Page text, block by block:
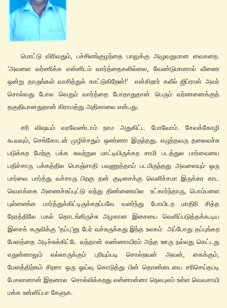
மொட்டு விரிவதும், பச்சிளங்குழந்தை பாலுக்கு அழுவதுமான வைகறை.
'அவளை வர்ணிக்க என்னிடம் வார்த்தைகளில்லை, வேண்டுமானால் வீணை
ஒன்று தாருங்கள் வாசித்துக் காட்டுகிறேன்!' என்கிறார் கலீல் ஜிப்ரான் அவர்
சொல்வது போல வெறும் வார்த்தை போதாதுதான் பெரும் வர்ணனைக்குத்
தகுதியானதுதான் கிராமத்து அதிகாலை என்பது.
சரி விஷயம் வரவேண்டாம் நாம அதுகிட்ட போவோம். சேவக்கோழி
கூவவும், செங்கோடன் முழிச்சதும் ஒண்ணா இருந்தது. எழுந்தவரு தலைவச்சு
படுக்கற மேற்கு பக்க சுவற்றுல மாட்டியிருக்கற சாமி படத்துல பார்வையை
பதிச்சாரு பக்கத்தில பொஞ்சாதி பவுணுத்தாய் படமிருந்தது அவளையும் ஒரு
பார்வை பார்த்து வச்சாரு பிறகு தன் குடிசைக்கு வெளிச்சமா இருக்கர காட
வௌக்கை அணைச்சுப்புட்டு வந்து திண்ணையில உட்கார்ந்தாரு, பொம்பளை
புள்ளைங்க பார்த்துக்கிட்டிருக்கறப்பவே வளர்ந்து போயிடற மாதிரி சித்த
நேரத்திலே பகல் தொடங்கிருச்சு அழகான இசையை வெளிப்படுத்தக்கூடிய
இசைக் கருவிக்கு 'தப்பு'னு பேர் வச்சுருக்கது இந்த உலகம் அப்போது தப்புங்கற
மேளத்தை அடிச்சுக்கிட்டே வந்தான் கண்ணாயிரம் அந்த ஊரு நல்லது கெட்டது
எதுன்னாலும் எல்லாருக்கும் புரியும்படி சொல்றவன் அவன், கைக்கும்,
மேளத்திற்கம் சிறசா ஒரு ஓய்வு கொடுத்து பின் தொண்டையை சரிசெய்தபடி
பேசலானான் இதனால சொல்லிக்கறது என்னான்னா நெலபுலம் உள்ள வெவசாயி
மக்க உன்னிப்பா கேளுக.